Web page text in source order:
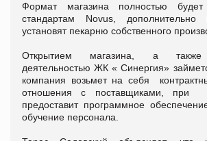
Формат магазина полностью будет
стандартам Novus, дополнительно
установят пекарню собственного
Открытием магазина, а также
деятельностью ЖК « Синергия»
компания возьмет на себя
отношения с поставщиками, при
предоставит программное
обучение персонала.